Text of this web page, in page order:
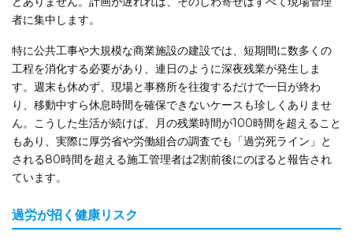
者に集中します。
特に公共工事や大規模な商業施設の建設では、短期間に数多くの
工程を消化する必要があり、連日のように深夜残業が発生しま
す。週末も休めず、現場と事務所を往復するだけで一日が終わ
り、移動中すら休息時間を確保できないケースも珍しくありませ
ん。こうした生活が続けば、月の残業時間が100時間を超えること
もあり、実際に厚労省や労働組合の調査でも「過労死ライン」と
される80時間を超える施工管理者は2割前後にのぼると報告され
ています。
過労が招く健康リスク